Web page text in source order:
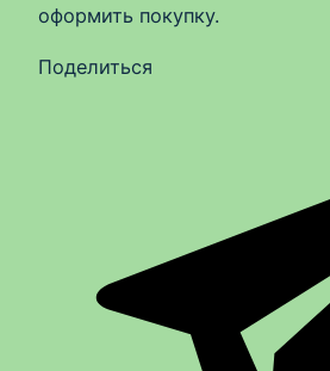
оформить покупку.
Поделиться